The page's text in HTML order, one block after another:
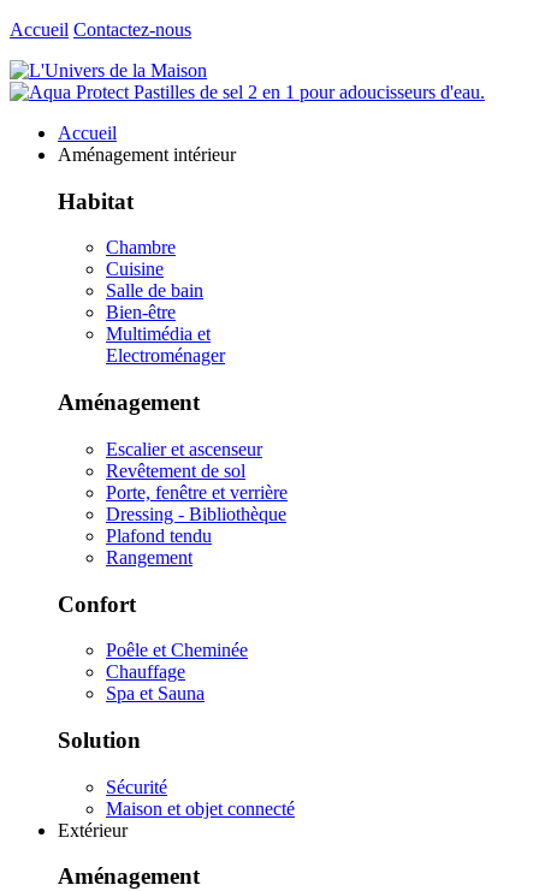
Accueil Contactez-nous
Accueil
Aménagement intérieur
Habitat
Chambre
Cuisine
Salle de bain
Bien-être
Multimédia et
Electroménager
Aménagement
Escalier et ascenseur
Revêtement de sol
Porte, fenêtre et verrière
Dressing - Bibliothèque
Plafond tendu
Rangement
Confort
Poêle et Cheminée
Chauffage
Spa et Sauna
Solution
Sécurité
Maison et objet connecté
Extérieur
Aménagement